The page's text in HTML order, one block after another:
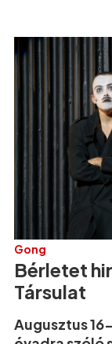
Gong
Bérletet
Társulat
Augusztus